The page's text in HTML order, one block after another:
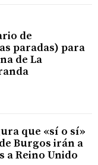
de
paradas) para
de La
que «sí o sí»
Burgos irán a
a Reino Unido